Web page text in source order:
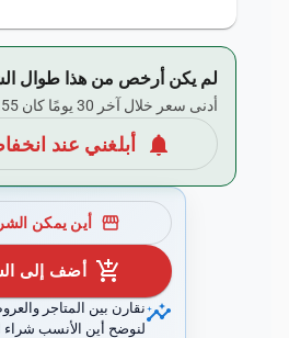
لم يكن أرخص من هذا طوال
أدنى سعر خلال آخر 30 يومًا كان ‏10.55 ₪.
notifications أبلغني عند
storefront أين يمكن
add_shopping_cart أضف إلى
insightsنقارن بين المتاجر
لنوضح أين الأنسب شراء